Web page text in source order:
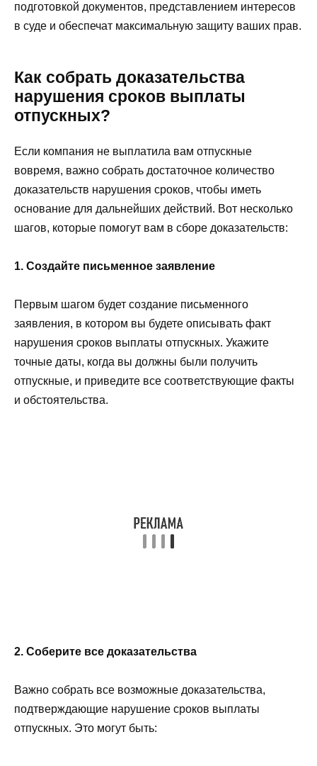
подготовкой документов, представлением интересов
в суде и обеспечат максимальную защиту ваших прав.
Как собрать доказательства
нарушения сроков выплаты
отпускных?
Если компания не выплатила вам отпускные
вовремя, важно собрать достаточное количество
доказательств нарушения сроков, чтобы иметь
основание для дальнейших действий. Вот несколько
шагов, которые помогут вам в сборе доказательств:
1. Создайте письменное заявление
Первым шагом будет создание письменного
заявления, в котором вы будете описывать факт
нарушения сроков выплаты отпускных. Укажите
точные даты, когда вы должны были получить
отпускные, и приведите все соответствующие факты
и обстоятельства.
2. Соберите все доказательства
Важно собрать все возможные доказательства,
подтверждающие нарушение сроков выплаты
отпускных. Это могут быть: